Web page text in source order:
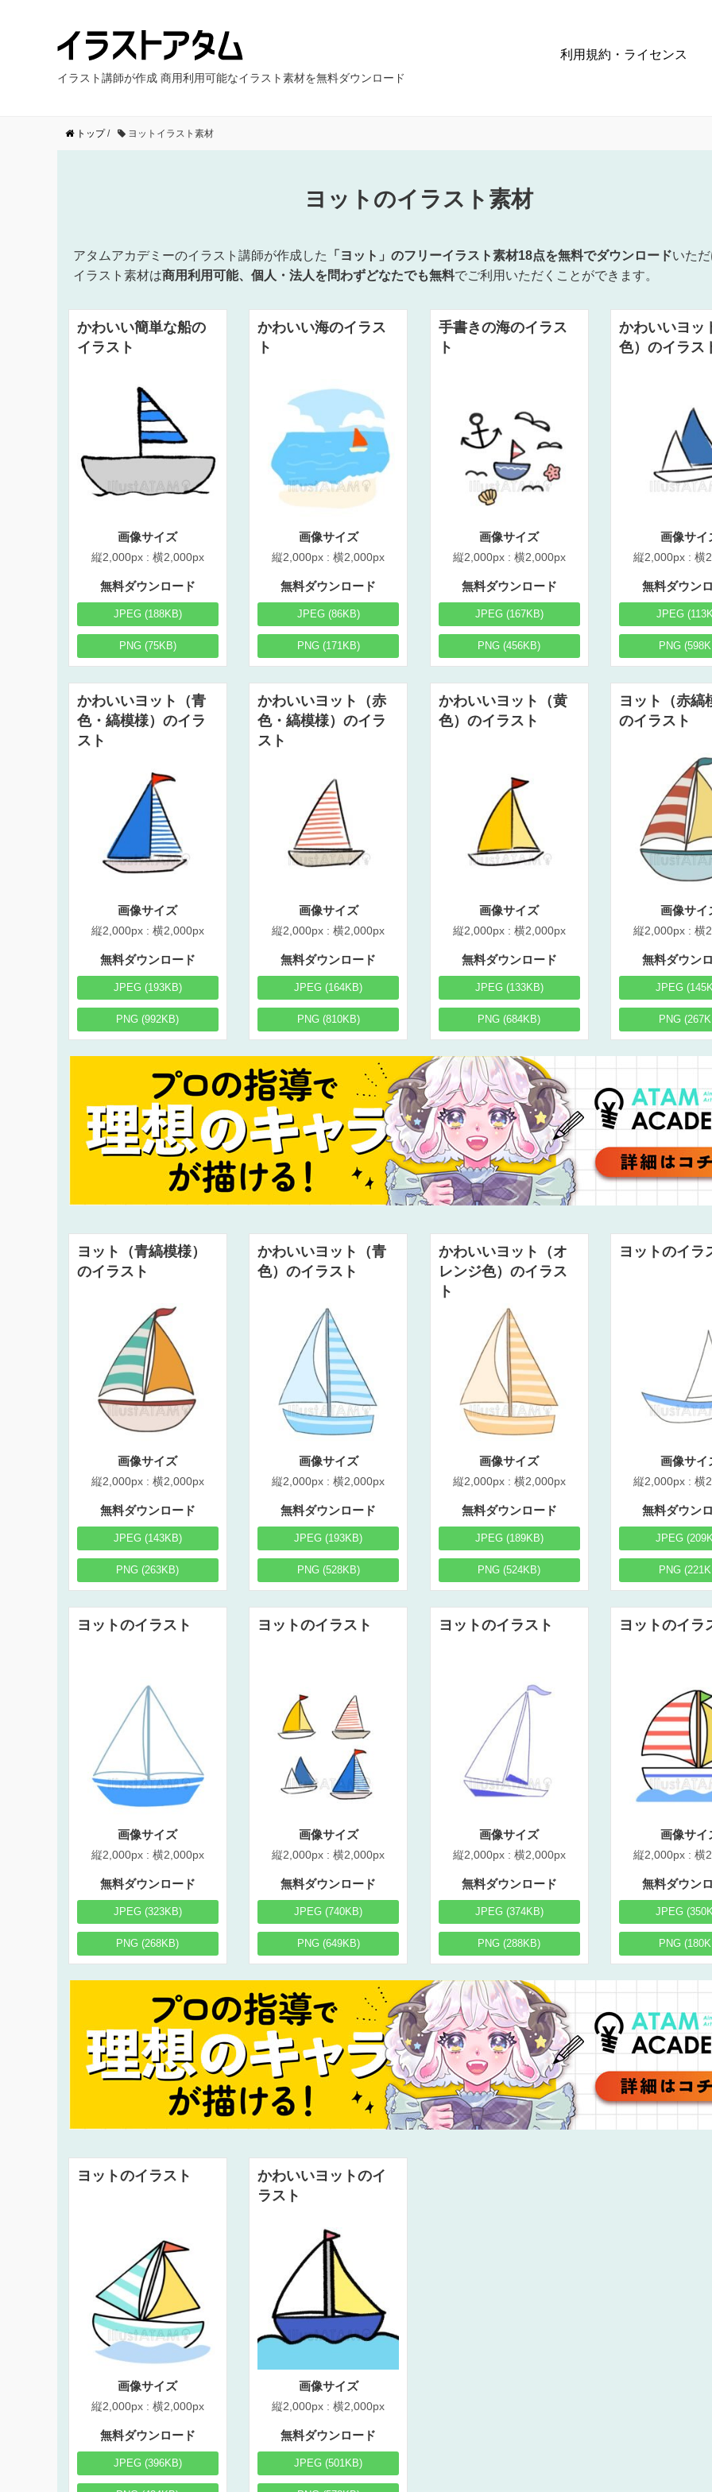
イラスト講師が作成 商用利用可能なイラスト素材を無料ダウンロード
利用規約・ライセンス
トップ/ ヨットイラスト素材
ヨットのイラスト素材
アタムアカデミーのイラスト講師が作成した 「ヨット」のフリーイラスト素材18点を無料でダウンロードいた
イラスト素材は商用利用可能、個人・法人を問わずどなたでも無料でご利用いただくことができます。
かわいい簡単な船の
イラスト
画像サイズ
縦2,000px : 横2,000px
無料ダウンロード
JPEG (188KB)
PNG (75KB)
かわいい海のイラス
ト
画像サイズ
縦2,000px : 横2,000px
無料ダウンロード
JPEG (86KB)
PNG (171KB)
手書きの海のイラス
ト
画像サイズ
縦2,000px : 横2,000px
無料ダウンロード
JPEG (167KB)
PNG (456KB)
かわいいヨッ
色）のイラス
画像サイ
縦2,000px : 横
無料ダウン
JPEG
PNG
かわいいヨット（青
色・縞模様）のイラ
スト
画像サイズ
縦2,000px : 横2,000px
無料ダウンロード
JPEG (193KB)
PNG (992KB)
かわいいヨット（赤
色・縞模様）のイラ
スト
画像サイズ
縦2,000px : 横2,000px
無料ダウンロード
JPEG (164KB)
PNG (810KB)
かわいいヨット（黄
色）のイラスト
画像サイズ
縦2,000px : 横2,000px
無料ダウンロード
JPEG (133KB)
PNG (684KB)
ヨット（赤縞
のイラスト
画像サイ
縦2,000px : 横
無料ダウン
JPEG
PNG
ヨット（青縞模様）
のイラスト
画像サイズ
縦2,000px : 横2,000px
無料ダウンロード
JPEG (143KB)
PNG (263KB)
かわいいヨット（青
色）のイラスト
画像サイズ
縦2,000px : 横2,000px
無料ダウンロード
JPEG (193KB)
PNG (528KB)
かわいいヨット（オ
レンジ色）のイラス
ト
画像サイズ
縦2,000px : 横2,000px
無料ダウンロード
JPEG (189KB)
PNG (524KB)
ヨットのイラ
画像サイ
縦2,000px : 横
無料ダウン
JPEG
PNG
ヨットのイラスト
画像サイズ
縦2,000px : 横2,000px
無料ダウンロード
JPEG (323KB)
PNG (268KB)
ヨットのイラスト
画像サイズ
縦2,000px : 横2,000px
無料ダウンロード
JPEG (740KB)
PNG (649KB)
ヨットのイラスト
画像サイズ
縦2,000px : 横2,000px
無料ダウンロード
JPEG (374KB)
PNG (288KB)
ヨットのイラ
画像サイ
縦2,000px : 横
無料ダウン
JPEG
PNG
ヨットのイラスト
画像サイズ
縦2,000px : 横2,000px
無料ダウンロード
JPEG (396KB)
かわいいヨットのイ
ラスト
画像サイズ
縦2,000px : 横2,000px
無料ダウンロード
JPEG (501KB)